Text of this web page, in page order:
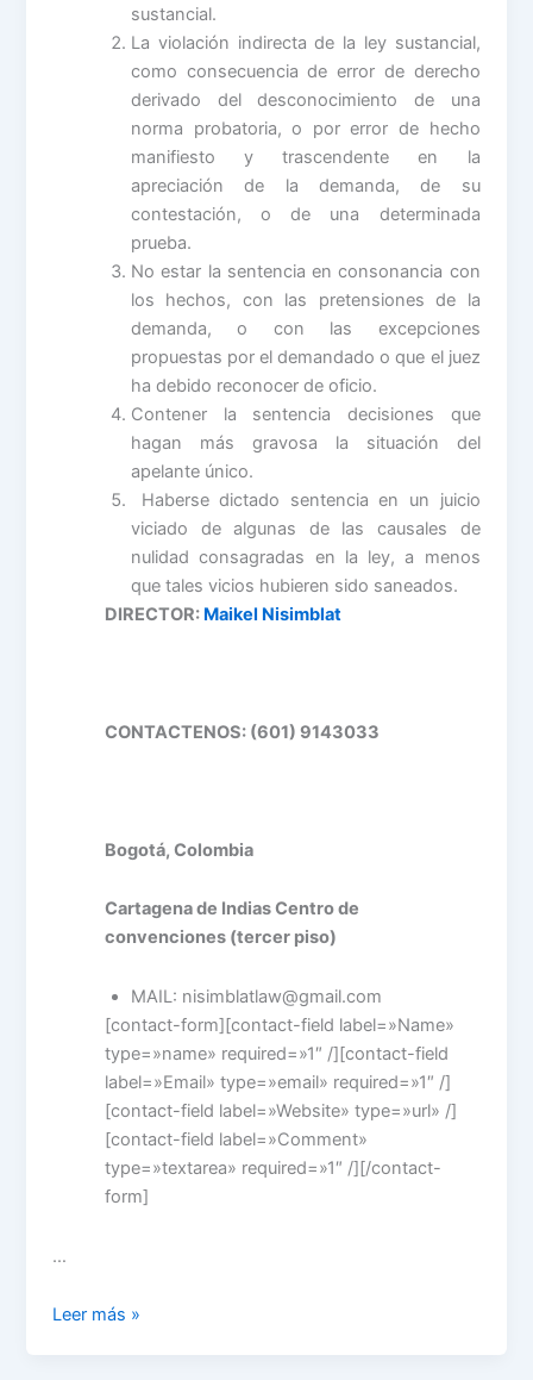
sustancial.
La violación indirecta de la ley sustancial,
como consecuencia de error de derecho
derivado del desconocimiento de una
norma probatoria, o por error de hecho
manifiesto y trascendente en la
apreciación de la demanda, de su
contestación, o de una determinada
prueba.
No estar la sentencia en consonancia con
los hechos, con las pretensiones de la
demanda, o con las excepciones
propuestas por el demandado o que el juez
ha debido reconocer de oficio.
Contener la sentencia decisiones que
hagan más gravosa la situación del
apelante único.
Haberse dictado sentencia en un juicio
viciado de algunas de las causales de
nulidad consagradas en la ley, a menos
que tales vicios hubieren sido saneados.
DIRECTOR: Maikel Nisimblat
CONTACTENOS: (601) 9143033
Bogotá, Colombia
Cartagena de Indias Centro de
convenciones (tercer piso)
MAIL: nisimblatlaw@gmail.com
[contact-form][contact-field label=»Name»
type=»name» required=»1″ /][contact-field
label=»Email» type=»email» required=»1″ /]
[contact-field label=»Website» type=»url» /]
[contact-field label=»Comment»
type=»textarea» required=»1″ /][/contact-
form]
…
DEBER
Leer más »